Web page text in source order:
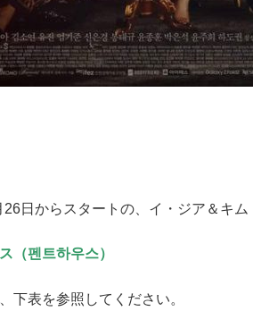
26日からスタートの、イ・ジア＆キ
（펜트하우스）
下表を参照してください。